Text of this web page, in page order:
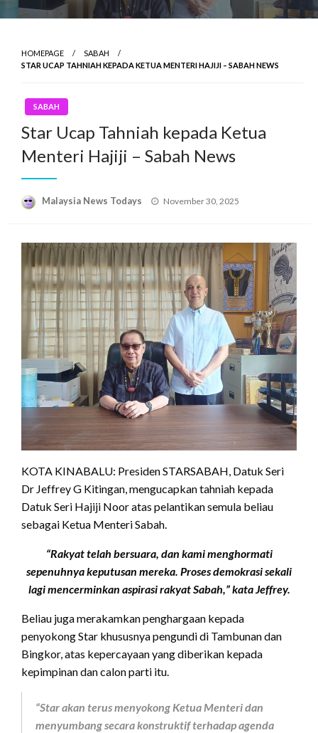
HOMEPAGE
SABAH
STAR UCAP TAHNIAH KEPADA KETUA MENTERI HAJIJI – SABAH NEWS
SABAH
Star Ucap Tahniah kepada Ketua
Menteri Hajiji – Sabah News
Malaysia News Todays
Posted
November 30, 2025
KOTA KINABALU: Presiden STARSABAH, Datuk Seri
Dr Jeffrey G Kitingan, mengucapkan tahniah kepada
Datuk Seri Hajiji Noor atas pelantikan semula beliau
sebagai Ketua Menteri Sabah.
“Rakyat telah bersuara, dan kami menghormati
sepenuhnya keputusan mereka. Proses demokrasi sekali
lagi mencerminkan aspirasi rakyat Sabah,” kata Jeffrey.
Beliau juga merakamkan penghargaan kepada
penyokong Star khususnya pengundi di Tambunan dan
Bingkor, atas kepercayaan yang diberikan kepada
kepimpinan dan calon parti itu.
“Star akan terus menyokong Ketua Menteri dan
menyumbang secara konstruktif terhadap agenda